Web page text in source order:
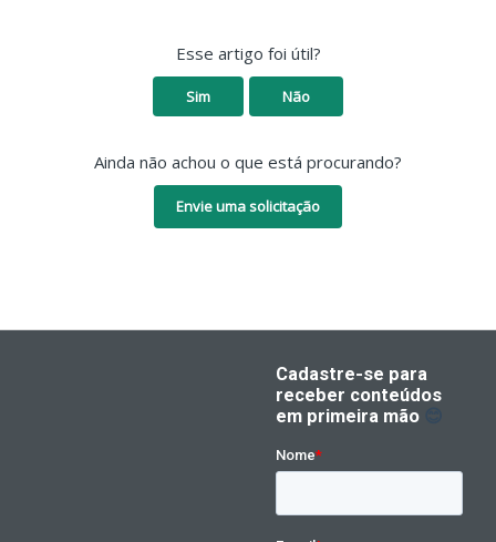
Esse artigo foi útil?
Sim Não
Ainda não achou o que está procurando?
Envie uma solicitação